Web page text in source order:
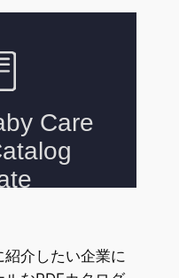
介したい企業に